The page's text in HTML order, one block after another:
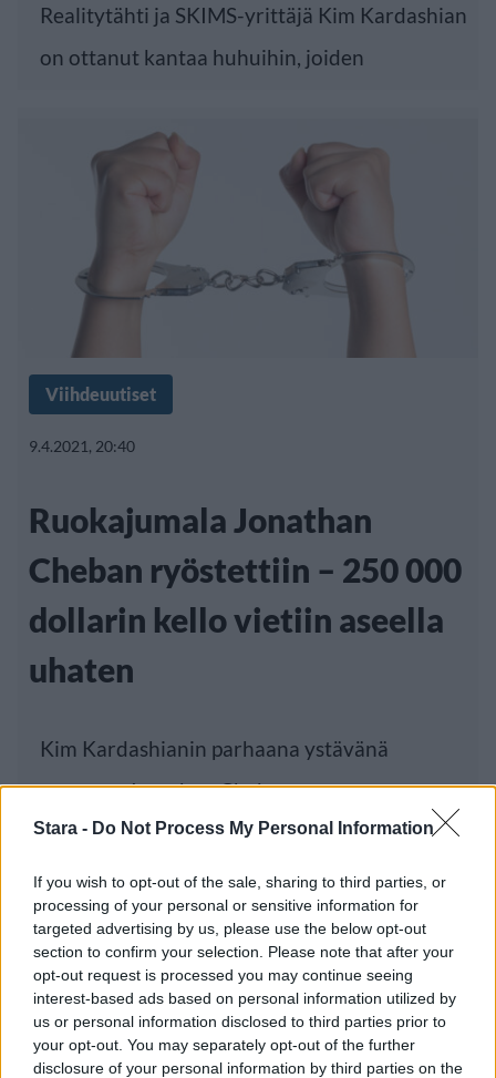
Stara - Do Not Process My Personal Information
If you wish to opt-out of the sale, sharing to third parties, or
processing of your personal or sensitive information for
targeted advertising by us, please use the below opt-out
section to confirm your selection. Please note that after your
opt-out request is processed you may continue seeing
interest-based ads based on personal information utilized by
us or personal information disclosed to third parties prior to
your opt-out. You may separately opt-out of the further
disclosure of your personal information by third parties on the
Realitytähti ja SKIMS-yrittäjä Kim Kardashian
on ottanut kantaa huhuihin, joiden
Viihdeuutiset
9.4.2021, 20:40
Ruokajumala Jonathan
Cheban ryöstettiin – 250 000
dollarin kello vietiin aseella
uhaten
Kim Kardashianin parhaana ystävänä
tunnettu Jonathan Cheban on antanut
itselleen
Luetuimmat
PÄIVÄ VIIKKO KUUKAUSI
Leskeneläke ei kuulu kaikille – Kela
muistuttaa tärkeästä ikärajasta